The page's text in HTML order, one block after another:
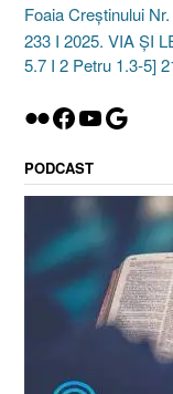
Foaia Creștinului
233 I 2025. VIA ȘI
5.7 I 2 Petru 1.3-5]
Flickr
Facebook
YouTube
Google
PODCAST